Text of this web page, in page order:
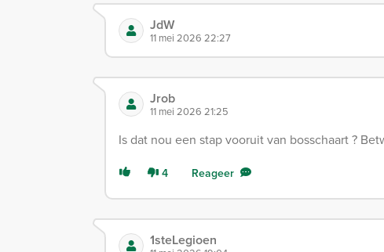
JdW
11 mei 2026 22:27
Jrob
11 mei 2026 21:25
Is dat nou een stap vooruit van bosschaart ?
4 Reageer
1steLegioen